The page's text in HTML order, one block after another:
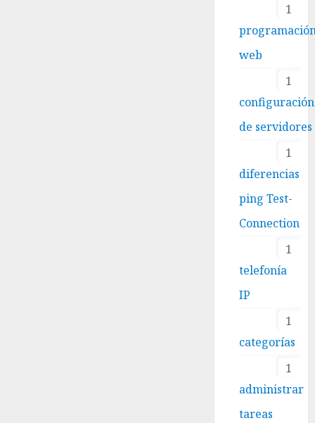
1
web
1
configuración
de servidores
1
diferencias
ping Test-
Connection
1
telefonía
IP
1
categorías
1
administrar
tareas